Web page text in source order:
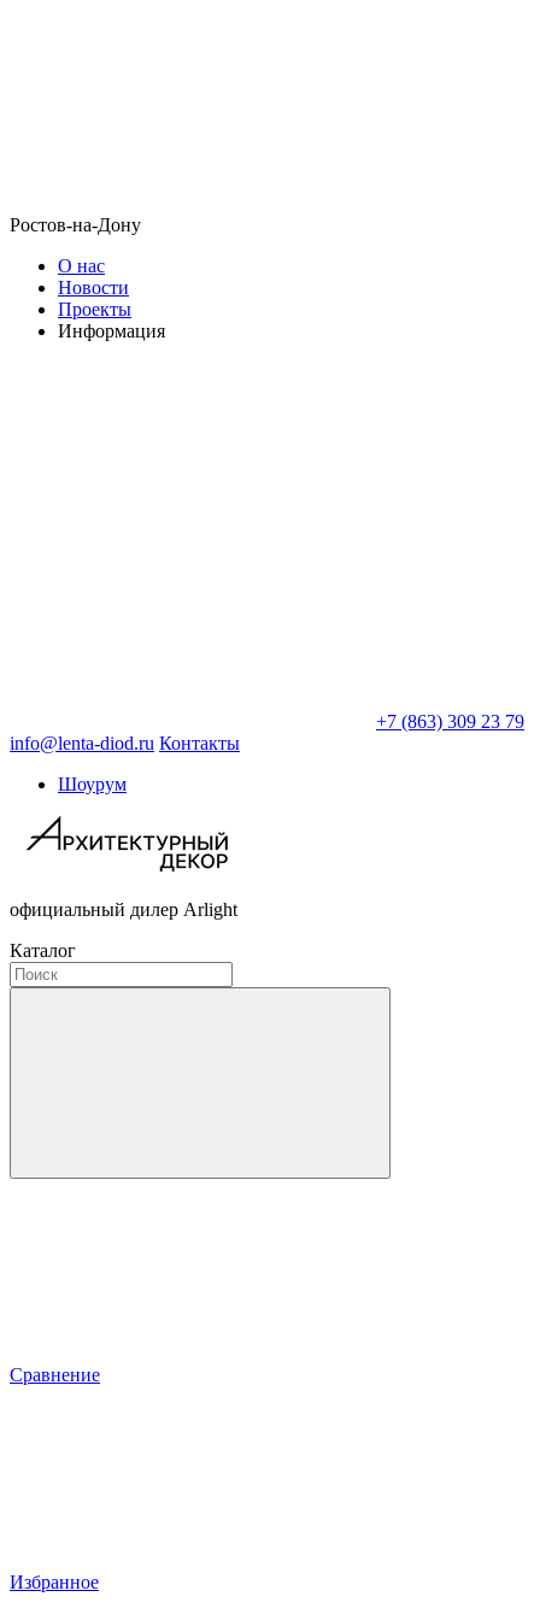
Ростов-на-Дону
О нас
Новости
Проекты
Информация
+7 (863) 309 23 79
info@lenta-diod.ru Контакты
Шоурум
официальный дилер Arlight
Каталог
Сравнение
Избранное